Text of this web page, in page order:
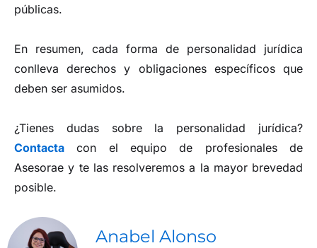
públicas.
En resumen, cada forma de personalidad jurídica
conlleva derechos y obligaciones específicos que
deben ser asumidos.
¿Tienes dudas sobre la personalidad jurídica?
Contacta con el equipo de profesionales de
Asesorae y te las resolveremos a la mayor brevedad
posible.
Anabel Alonso